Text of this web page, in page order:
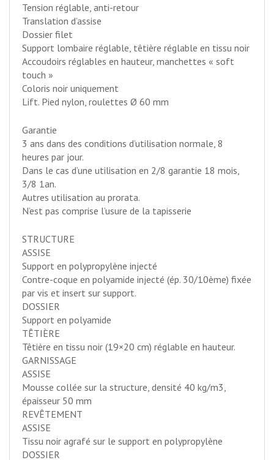
Tension réglable, anti-retour
Translation d’assise
Dossier filet
Support lombaire réglable, têtière réglable en tissu noir
Accoudoirs réglables en hauteur, manchettes « soft
touch »
Coloris noir uniquement
Lift. Pied nylon, roulettes Ø 60 mm
Garantie
3 ans dans des conditions d’utilisation normale, 8
heures par jour.
Dans le cas d’une utilisation en 2/8 garantie 18 mois,
3/8 1an.
Autres utilisation au prorata.
N’est pas comprise l’usure de la tapisserie
STRUCTURE
ASSISE
Support en polypropylène injecté
Contre-coque en polyamide injecté (ép. 30/10ème) fixée
par vis et insert sur support.
DOSSIER
Support en polyamide
TÊTIÈRE
Têtière en tissu noir (19×20 cm) réglable en hauteur.
GARNISSAGE
ASSISE
Mousse collée sur la structure, densité 40 kg/m3,
épaisseur 50 mm
REVÊTEMENT
ASSISE
Tissu noir agrafé sur le support en polypropylène
DOSSIER